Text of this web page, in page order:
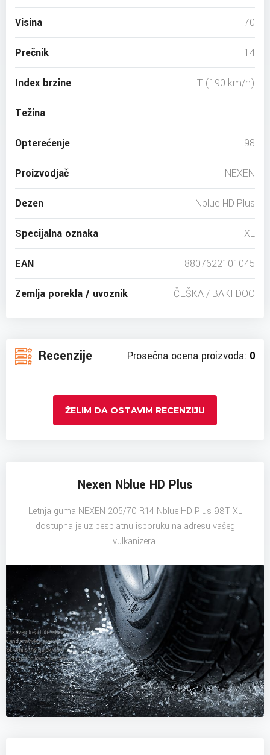
Visina 70
Prečnik 14
Index brzine T (190 km/h)
Težina
Opterećenje 98
Proizvodjač NEXEN
Dezen Nblue HD Plus
Specijalna oznaka XL
EAN 8807622101045
Zemlja porekla / uvoznik ČEŠKA / BAKI DOO
Recenzije Prosečna ocena proizvoda: 0
ŽELIM DA OSTAVIM RECENZIJU
Nexen Nblue HD Plus
Letnja guma NEXEN 205/70 R14 Nblue HD Plus 98T XL
dostupna je uz besplatnu isporuku na adresu vašeg
vulkanizera.